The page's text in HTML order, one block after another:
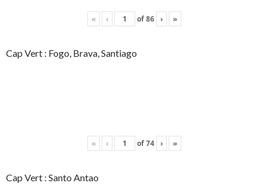
« ‹ of86 › »
Cap Vert : Fogo, Brava, Santiago
« ‹ of74 › »
Cap Vert : Santo Antao